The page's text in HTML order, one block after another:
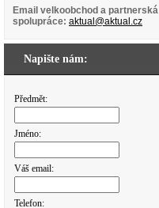
Email velkoobchod a partnerská
spolupráce: aktual@aktual.cz
Napište nám:
Předmět:
Jméno:
Váš email:
Telefon: